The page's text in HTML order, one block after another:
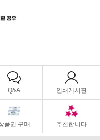
Q&A 인쇄게시판
품권 구매 추천합니다